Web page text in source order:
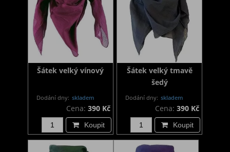
Šátek velký vínový
Dodání dny: skladem
Cena: 390 Kč
Koupit
Šátek velký tmavě
šedý
Dodání dny: skladem
Cena: 390 Kč
Koupit